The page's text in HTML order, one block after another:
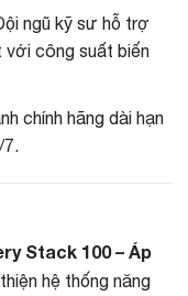
ngũ kỹ sư hỗ trợ
với công suất biến
chính hãng dài hạn
7.
Stack 100 – Áp
hệ thống năng